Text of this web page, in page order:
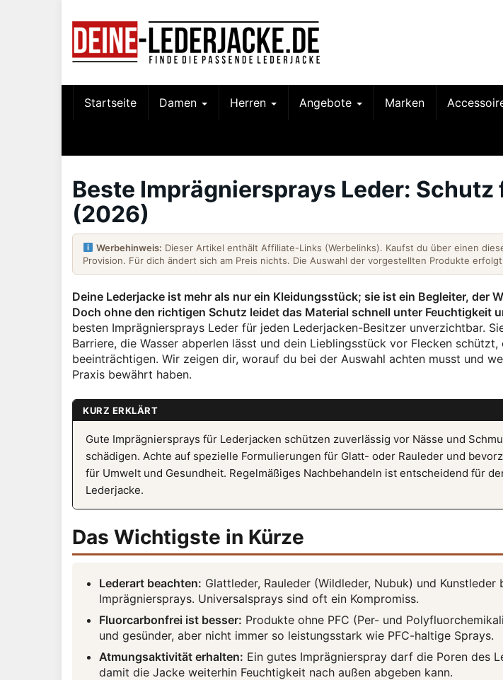
Startseite Damen Herren Angebote Marken
Beste Imprägniersprays Leder: Schutz
(2026)
Werbehinweis: Dieser Artikel enthält Affiliate-Links (Werbelinks). Kaufst du über einen
Provision. Für dich ändert sich am Preis nichts. Die Auswahl der vorgestellten Produkte
Deine Lederjacke ist mehr als nur ein Kleidungsstück; sie ist ein Begleiter, der
Doch ohne den richtigen Schutz leidet das Material schnell unter Feuchtigkeit
besten Imprägniersprays Leder für jeden Lederjacken-Besitzer unverzichtbar.
Barriere, die Wasser abperlen lässt und dein Lieblingsstück vor Flecken
beeinträchtigen. Wir zeigen dir, worauf du bei der Auswahl achten musst und
Praxis bewährt haben.
KURZ ERKLÄRT
Gute Imprägniersprays für Lederjacken schützen zuverlässig vor Nässe und
schädigen. Achte auf spezielle Formulierungen für Glatt- oder Rauleder und
für Umwelt und Gesundheit. Regelmäßiges Nachbehandeln ist entscheidend für
Lederjacke.
Das Wichtigste in Kürze
Lederart beachten: Glattleder, Rauleder (Wildleder, Nubuk) und
Imprägniersprays. Universalsprays sind oft ein Kompromiss.
Fluorcarbonfrei ist besser: Produkte ohne PFC (Per- und
und gesünder, aber nicht immer so leistungsstark wie PFC-haltige Sprays.
Atmungsaktivität erhalten: Ein gutes Imprägnierspray darf die Poren des
damit die Jacke weiterhin Feuchtigkeit nach außen abgeben kann.